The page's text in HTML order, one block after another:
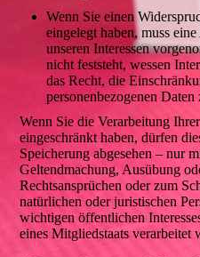
Wenn Sie einen
eingelegt haben, muss
unseren Interessen
nicht feststeht, wessen
das Recht, die
personenbezogenen Daten
Wenn Sie die Verarbeitung
eingeschränkt haben, dürfen
Speicherung abgesehen – nur
Geltendmachung, Ausübung
Rechtsansprüchen oder zum
natürlichen oder juristischen
wichtigen öffentlichen
eines Mitgliedstaats verarbeitet